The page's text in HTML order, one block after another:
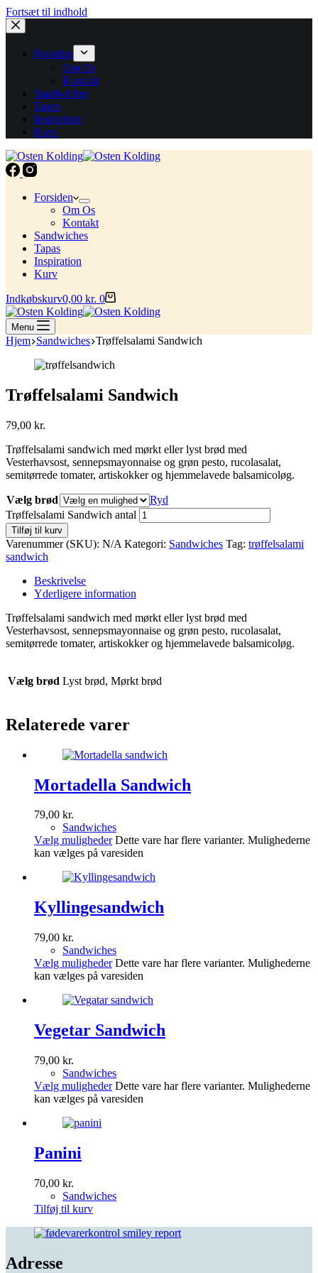
Fortsæt til indhold
Forsiden
Om Os
Kontakt
Sandwiches
Tapas
Inspiration
Kurv
Forsiden
Om Os
Kontakt
Sandwiches
Tapas
Inspiration
Kurv
Indkøbskurv0,00 kr. 0
Menu
Hjem Sandwiches Trøffelsalami Sandwich
Trøffelsalami Sandwich
79,00 kr.
Trøffelsalami sandwich med mørkt eller lyst brød med
Vesterhavsost, sennepsmayonnaise og grøn pesto, rucolasalat,
semitørrede tomater, artiskokker og hjemmelavede balsamicoløg.
Vælg brød
Ryd
Trøffelsalami Sandwich antal
Tilføj til kurv
Varenummer (SKU): N/A Kategori: Sandwiches Tag: trøffelsalami
sandwich
Beskrivelse
Yderligere information
Trøffelsalami sandwich med mørkt eller lyst brød med
Vesterhavsost, sennepsmayonnaise og grøn pesto, rucolasalat,
semitørrede tomater, artiskokker og hjemmelavede balsamicoløg.
Vælg brød Lyst brød, Mørkt brød
Relaterede varer
Mortadella Sandwich
79,00 kr.
Sandwiches
Vælg muligheder Dette vare har flere varianter. Mulighederne
kan vælges på varesiden
Kyllingesandwich
79,00 kr.
Sandwiches
Vælg muligheder Dette vare har flere varianter. Mulighederne
kan vælges på varesiden
Vegetar Sandwich
79,00 kr.
Sandwiches
Vælg muligheder Dette vare har flere varianter. Mulighederne
kan vælges på varesiden
Panini
70,00 kr.
Sandwiches
Tilføj til kurv
Adresse